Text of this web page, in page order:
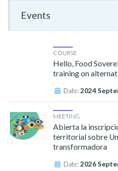
Events
COURSE
Hello, Food
training on
Date:2024
MEETING
Abierta la
territorial sobre
transformadora
Date:2026